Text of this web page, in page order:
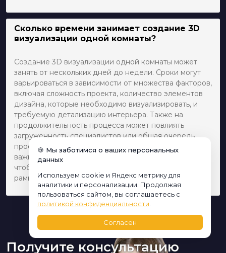
Сколько времени занимает создание 3D
визуализации одной комнаты?
Создание 3D визуализации одной комнаты может
занять от нескольких дней до недели. Сроки могут
варьироваться в зависимости от множества факторов,
включая сложность проекта, количество элементов
дизайна, которые необходимо визуализировать, и
требуемую детализацию интерьера. Также на
продолжительность процесса может повлиять
загруженность специалистов или общая очередь
проектов в дизайн-студии. Перед началом работы
важно обсудить все эти детали с исполнителем,
чтобы иметь четкое представление о временных
рамках проекта.
Получите консультацию
🍪 Мы заботимся о ваших персональных
данных
Используем cookie и Яндекс метрику для
аналитики и персонализации. Продолжая
пользоваться сайтом, вы соглашаетесь с
политикой конфиденциальности
Согласен